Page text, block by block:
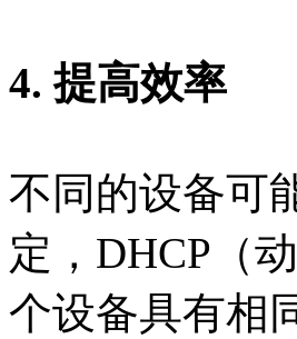
4. 提高效率
不同的设备可
定，DHCP（
个设备具有相